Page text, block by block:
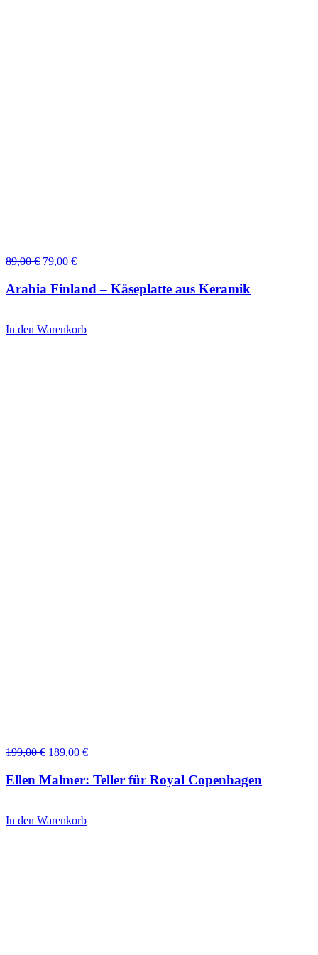
89,00€ Ursprünglicher
war:
89,00 €
79,00 €Aktueller
ist:
79,00 €.
Arabia Finland – Käseplatte aus Keramik
In den Warenkorb
199,00€ Ursprünglicher
war:
199,00 €
189,00 €Aktueller
ist:
189,00 €.
Ellen Malmer: Teller für Royal Copenhagen
In den Warenkorb